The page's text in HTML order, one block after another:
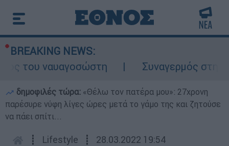
BREAKING NEWS:
του ναυαγοσώστη
Συναγερμός στην
δημοφιλές τώρα: «Θέλω τον πατέρα μου»: 27χρονη
παρέσυρε νύφη λίγες ώρες μετά το γάμο της και ζητούσε
να πάει σπίτι...
┋ Lifestyle ┋ 28.03.2022 19:54